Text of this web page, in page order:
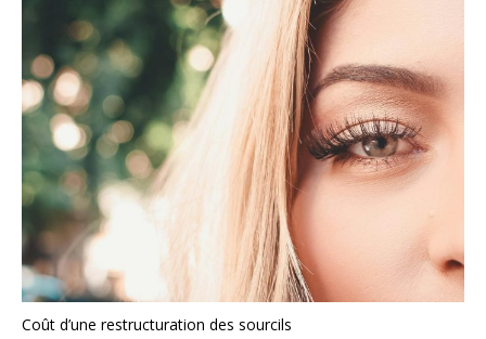
Coût d’une restructuration des sourcils